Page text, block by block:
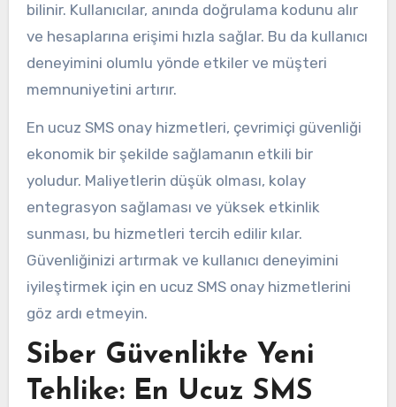
bilinir. Kullanıcılar, anında doğrulama kodunu alır
ve hesaplarına erişimi hızla sağlar. Bu da kullanıcı
deneyimini olumlu yönde etkiler ve müşteri
memnuniyetini artırır.
En ucuz SMS onay hizmetleri, çevrimiçi güvenliği
ekonomik bir şekilde sağlamanın etkili bir
yoludur. Maliyetlerin düşük olması, kolay
entegrasyon sağlaması ve yüksek etkinlik
sunması, bu hizmetleri tercih edilir kılar.
Güvenliğinizi artırmak ve kullanıcı deneyimini
iyileştirmek için en ucuz SMS onay hizmetlerini
göz ardı etmeyin.
Siber Güvenlikte Yeni
Tehlike: En Ucuz SMS